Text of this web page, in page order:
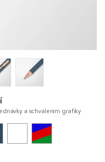
a schválením grafiky